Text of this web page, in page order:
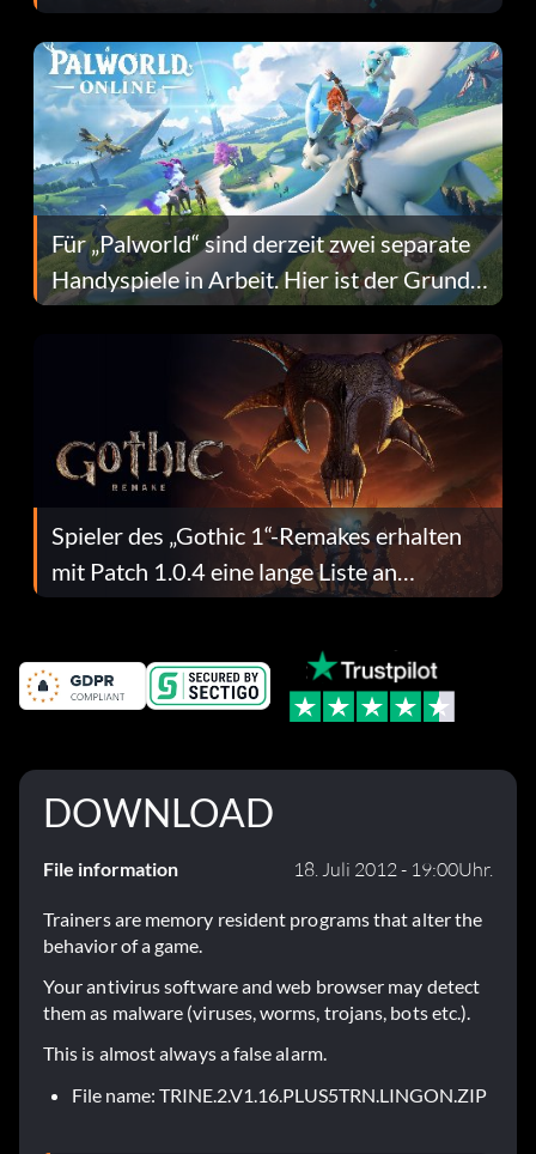
Fans Are Hopeful
Für „Palworld“ sind derzeit zwei separate
Handyspiele in Arbeit. Hier ist der Grund
dafür.
Spieler des „Gothic 1“-Remakes erhalten
mit Patch 1.0.4 eine lange Liste an
Fehlerbehebungen
DOWNLOAD
File information 18. Juli 2012 - 19:00Uhr.
Trainers are memory resident programs that alter the
behavior of a game.
Your antivirus software and web browser may detect
them as malware (viruses, worms, trojans, bots etc.).
This is almost always a false alarm.
File name: TRINE.2.V1.16.PLUS5TRN.LINGON.ZIP